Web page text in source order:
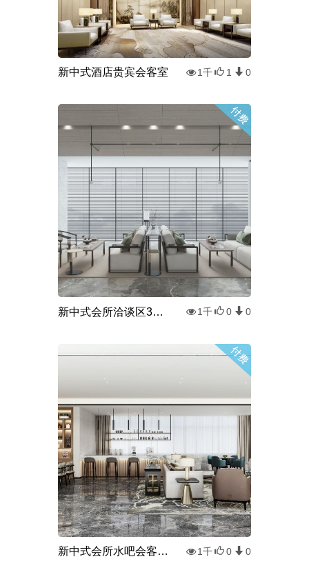
新中式酒店贵宾会客室 1千 1 0
新中式会所洽谈区3d模型 1千 0 0
新中式会所水吧会客室3d模型 1千 0 0